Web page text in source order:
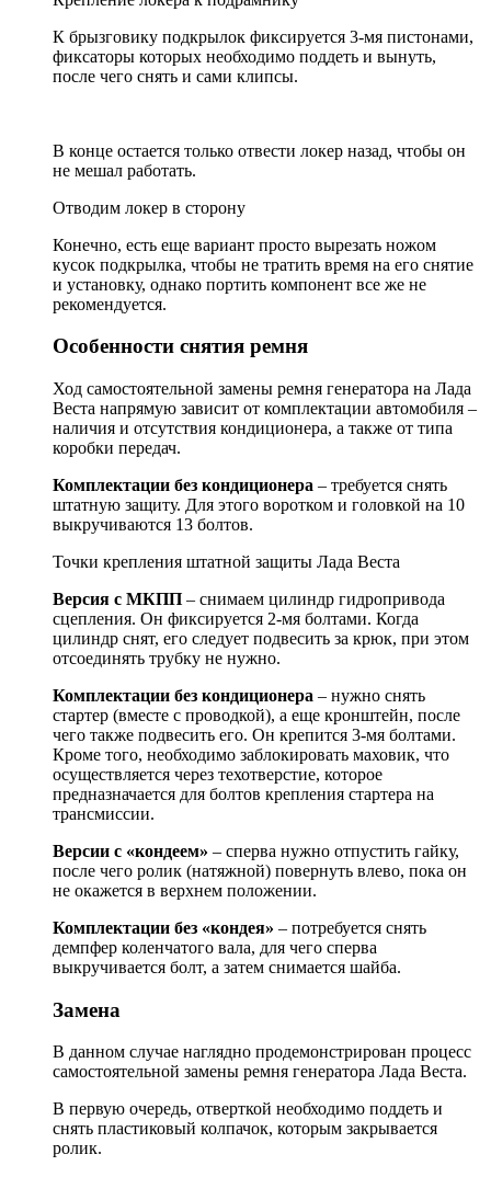
К брызговику подкрылок фиксируется 3-мя пистонами,
фиксаторы которых необходимо поддеть и вынуть,
после чего снять и сами клипсы.
В конце остается только отвести локер назад, чтобы он
не мешал работать.
Отводим локер в сторону
Конечно, есть еще вариант просто вырезать ножом
кусок подкрылка, чтобы не тратить время на его снятие
и установку, однако портить компонент все же не
рекомендуется.
Особенности снятия ремня
Ход самостоятельной замены ремня генератора на Лада
Веста напрямую зависит от комплектации автомобиля –
наличия и отсутствия кондиционера, а также от типа
коробки передач.
Комплектации без кондиционера – требуется снять
штатную защиту. Для этого воротком и головкой на 10
выкручиваются 13 болтов.
Точки крепления штатной защиты Лада Веста
Версия с МКПП – снимаем цилиндр гидропривода
сцепления. Он фиксируется 2-мя болтами. Когда
цилиндр снят, его следует подвесить за крюк, при этом
отсоединять трубку не нужно.
Комплектации без кондиционера – нужно снять
стартер (вместе с проводкой), а еще кронштейн, после
чего также подвесить его. Он крепится 3-мя болтами.
Кроме того, необходимо заблокировать маховик, что
осуществляется через техотверстие, которое
предназначается для болтов крепления стартера на
трансмиссии.
Версии с «кондеем» – сперва нужно отпустить гайку,
после чего ролик (натяжной) повернуть влево, пока он
не окажется в верхнем положении.
Комплектации без «кондея» – потребуется снять
демпфер коленчатого вала, для чего сперва
выкручивается болт, а затем снимается шайба.
Замена
В данном случае наглядно продемонстрирован процесс
самостоятельной замены ремня генератора Лада Веста.
В первую очередь, отверткой необходимо поддеть и
снять пластиковый колпачок, которым закрывается
ролик.